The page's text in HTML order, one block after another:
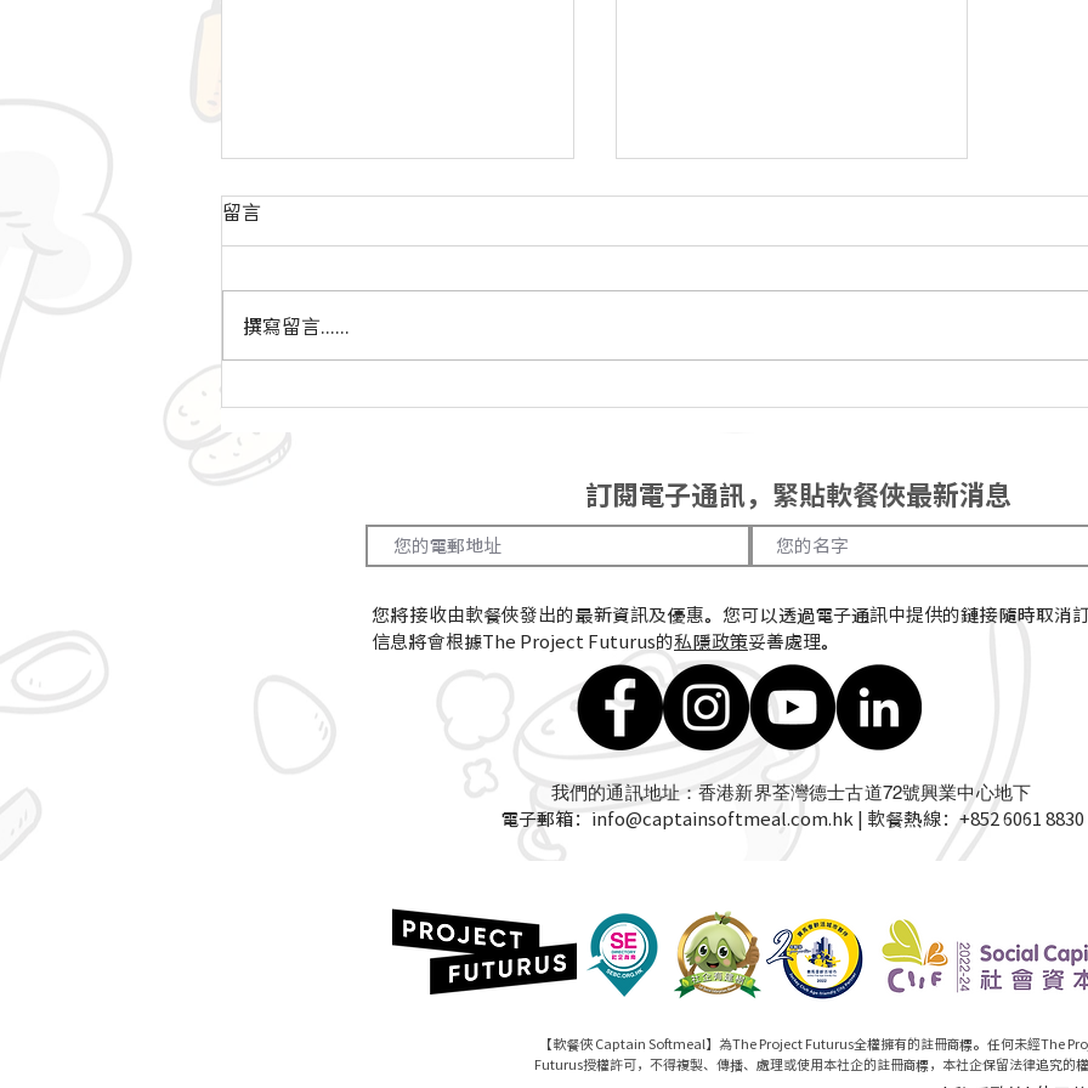
【端午節大快樂🤩】接「糭」
而來 軟餐學堂 之活動花絮✨
【同桌同餐🤤之 S+高峰會暨博
留言
撰寫留言......
訂閱電子通訊，緊貼軟餐俠最新消息
您將接收由軟餐俠發出的最新資訊及優惠。您可以透過電子通訊中提供的鏈接隨時取消
信息將會根據The Project Futurus的私隱政策妥善處理。
電子郵箱： info@captainsoftmeal.com.hk| 軟餐熱線：+852 6061 8830
【軟餐俠 Captain Softmeal】為The Project Futurus全權擁有的註冊商標。任何未經The
Futurus授權許可，不得複製、傳播、處理或使用本社企的註冊商標，本社企保留法律追究的
我們的通訊地址：香港新界荃灣德士古道72號興業中心地下